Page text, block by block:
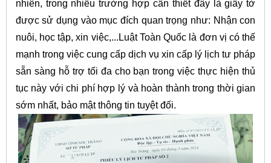
nhiên, trong nhiều trường hợp cần thiết đây là giấy tờ
được sử dụng vào mục đích quan trọng như: Nhận con
nuôi, học tập, xin việc,...Luật Toàn Quốc là đơn vị có thế
mạnh trong việc cung cấp dịch vụ xin cấp lý lịch tư pháp
sẵn sàng hỗ trợ tối đa cho bạn trong việc thực hiện thủ
tục này với chi phí hợp lý và hoàn thành trong thời gian
sớm nhất, bảo mật thông tin tuyệt đối.